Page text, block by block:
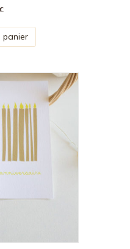
€
panier